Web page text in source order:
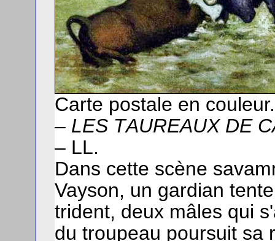
Carte postale en
– LES TAUREAUX DEC
– LL.
Dans cette scène
Vayson, un gardian
trident, deux mâles qui
du troupeau poursuit sa